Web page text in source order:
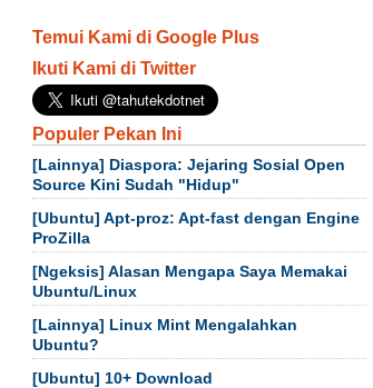
Temui Kami di Google Plus
Ikuti Kami di Twitter
Populer Pekan Ini
[Lainnya] Diaspora: Jejaring Sosial Open
Source Kini Sudah "Hidup"
[Ubuntu] Apt-proz: Apt-fast dengan Engine
ProZilla
[Ngeksis] Alasan Mengapa Saya Memakai
Ubuntu/Linux
[Lainnya] Linux Mint Mengalahkan
Ubuntu?
[Ubuntu] 10+ Download